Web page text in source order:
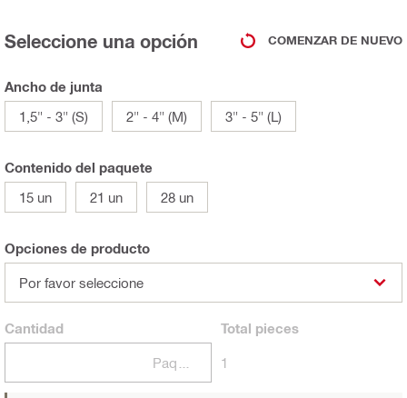
Seleccione una opción COMENZAR DE NUEVO
Ancho de junta
1,5" - 3" (S)
2" - 4" (M) 3" - 5" (L)
Contenido del paquete
15 un
21 un 28 un
Opciones de producto
Por favor seleccione
Cantidad Total pieces
1